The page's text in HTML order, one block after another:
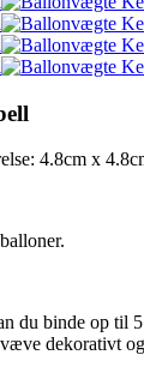
4.8cm x
du binde op til
dekorativt